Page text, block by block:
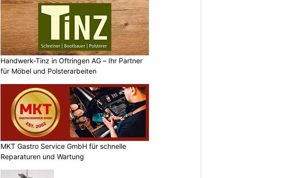
Handwerk-Tinz in Oftringen AG – Ihr Partner
für Möbel und Polsterarbeiten
MKT Gastro Service GmbH für schnelle
Reparaturen und Wartung